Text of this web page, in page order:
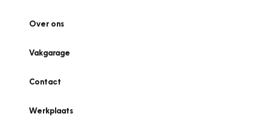
Over ons
Vakgarage
Contact
Werkplaats